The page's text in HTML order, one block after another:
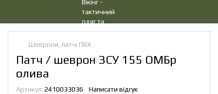
Шеврони, патчі ПВХ
Патч / шеврон ЗСУ 155 ОМБр
олива
Артикул: 2410033036 Написати відгук